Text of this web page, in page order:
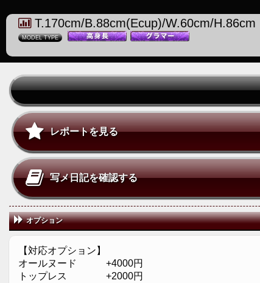
T.170cm/B.88cm(Ecup)/W.60cm/H.86cm
MODEL TYPE
レポートを見る
写メ日記を確認する
オプション
【対応オプション】
オールヌード +4000円
トップレス +2000円